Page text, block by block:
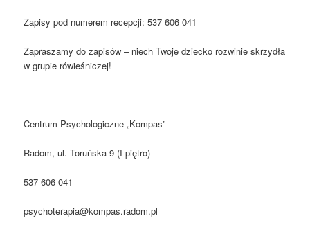
Zapisy pod numerem recepcji: 537 606 041
Zapraszamy do zapisów – niech Twoje dziecko rozwinie skrzydła
w grupie rówieśniczej!
———————————————–
Centrum Psychologiczne „Kompas”
Radom, ul. Toruńska 9 (I piętro)
537 606 041
psychoterapia@kompas.radom.pl